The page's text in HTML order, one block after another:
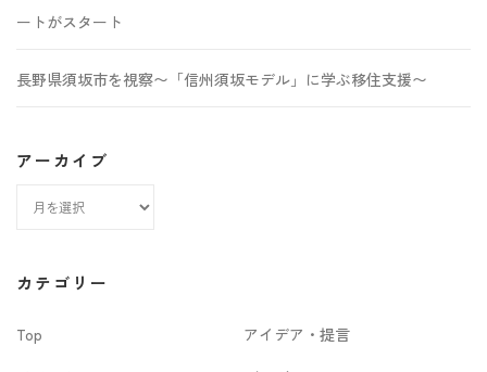
ートがスタート
長野県須坂市を視察〜「信州須坂モデル」に学ぶ移住支援〜
アーカイブ
カ
ブ
カテゴリー
Top
アイデア・提言